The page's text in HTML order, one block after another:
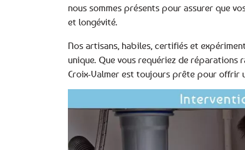
nous sommes présents pour assurer que
et longévité.
Nos artisans, habiles, certifiés et
unique. Que vous requériez de
Croix-Valmer est toujours prête pour offrir